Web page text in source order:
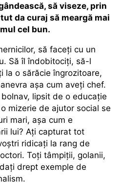
să viseze, prin
da curaj să meargă mai
cel bun.
să faceţi cu un
Să îl îndobitociţi, să-l
la o sărăcie îngrozitoare,
aşa cum aveţi chef.
lipsit de o educaţie
mizerie de ajutor social se
mari, aşa cum e
lui? Aţi capturat tot
ridicaţi la rang de
Toţi tâmpiţii, golanii,
drept exemple de